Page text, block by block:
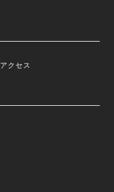
アクセス